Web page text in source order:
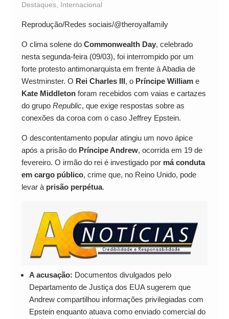
Destaques, Internacional
Reprodução/Redes sociais/@theroyalfamily
O clima solene do Commonwealth Day, celebrado
nesta segunda-feira (09/03), foi interrompido por um
forte protesto antimonarquista em frente à Abadia de
Westminster. O Rei Charles III, o Príncipe Williame
Kate Middletonforam recebidos com vaias e cartazes
do grupo Republic, que exige respostas sobre as
conexões da coroa com o caso Jeffrey Epstein.
O descontentamento popular atingiu um novo ápice
após a prisão do Príncipe Andrew, ocorrida em 19 de
fevereiro. O irmão do rei é investigado por má conduta
em cargo público, crime que, no Reino Unido, pode
levar à prisão perpétua.
A acusação: Documentos divulgados pelo
Departamento de Justiça dos EUA sugerem que
Andrew compartilhou informações privilegiadas com
Epstein enquanto atuava como enviado comercial do